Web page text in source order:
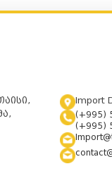
Import
(+995)
(+995)